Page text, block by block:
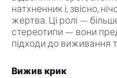
натхненник і, звісно,
жертва. Ці ролі —
стереотипи — вони
підходи до виживання
Вижив крик